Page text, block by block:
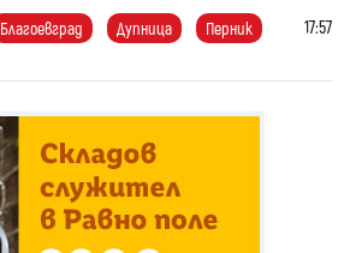
Благоевград Дупница Перник 17:57